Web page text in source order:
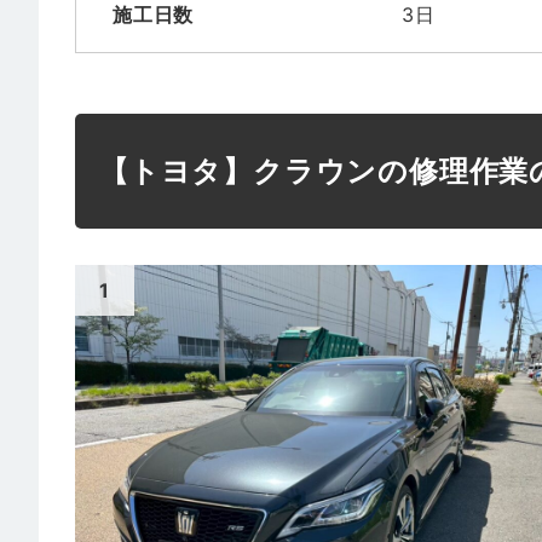
施工日数 3日
【トヨタ】クラウンの修理作業